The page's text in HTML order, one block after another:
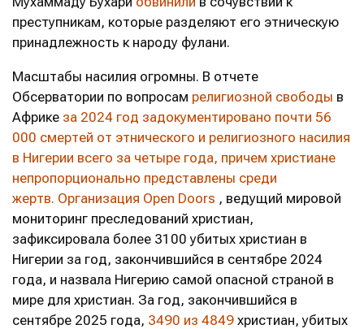
преступникам, которые разделяют его этническую
принадлежность к народу фулани.
Масштабы насилия огромны. В отчете
Обсерватории по вопросам религиозной свободы в
Африке за 2024 год задокументировано почти 56
000 смертей от этнического и религиозного насилия
в Нигерии всего за четыре года, причем христиане
непропорционально представлены среди
жертв. Организация Open Doors , ведущий мировой
мониторинг преследований христиан,
зафиксировала более 3100 убитых христиан в
Нигерии за год, закончившийся в сентябре 2024
года, и назвала Нигерию самой опасной страной в
мире для христиан. За год, закончившийся в
сентябре 2025 года, 3490 из 4849 христиан, убитых